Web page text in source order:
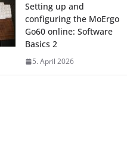
Setting up and
configuring the MoErgo
Go60 online: Software
Basics 2
5. April 2026